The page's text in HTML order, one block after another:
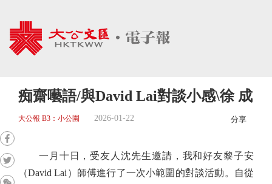
痴齋囈語/與David Lai對談小感\徐 成
大公報 B3：小公園 2026-01-22 分享
一月十日，受友人沈先生邀請，我和好友黎子安
（David Lai）師傅進行了一次小範圍的對談活動。自從